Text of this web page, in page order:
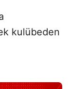
kulübeden